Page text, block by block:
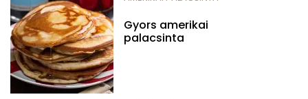
Gyors amerikai
palacsinta